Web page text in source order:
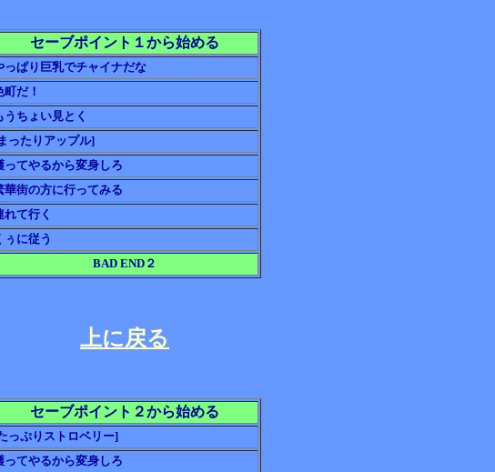
セーブポイント１から始める
っぱり巨乳でチャイナだな
町だ！
うちょい見とく
ったりアップル]
ってやるから変身しろ
華街の方に行ってみる
れて行く
ぅに従う
BAD END２
上に戻る
セーブポイント２から始める
っぷりストロベリー]
ってやるから変身しろ